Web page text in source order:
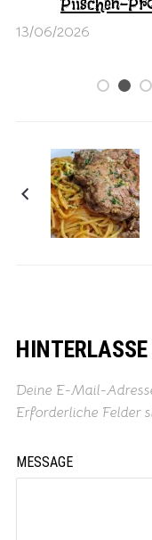
Deine E-Mail-
Erforderliche Felder
MESSAGE